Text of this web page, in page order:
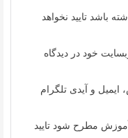
باشد تایید نخواهد
خود در دیدگاه
ایمیل و آیدی تلگرام
مطرح شود تایید